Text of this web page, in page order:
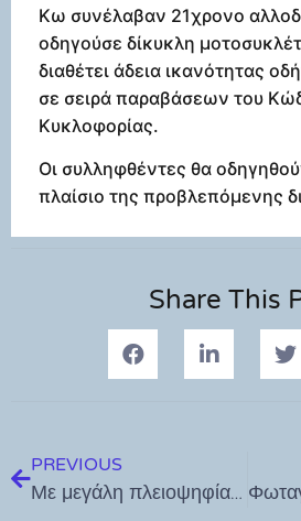
Κω συνέλαβαν 21χρονο
οδηγούσε δίκυκλη
διαθέτει άδεια ικανότητας
σε σειρά παραβάσεων του
Κυκλοφορίας.
Οι συλληφθέντες θα
πλαίσιο της προβλεπόμενης
Share This
PREVIOUS
Με μεγάλη πλειοψηφία, ο Μάνος Κόνσολας εξελέγη Πρόεδρος της Επιτροπής Περιφερειών της Βουλής